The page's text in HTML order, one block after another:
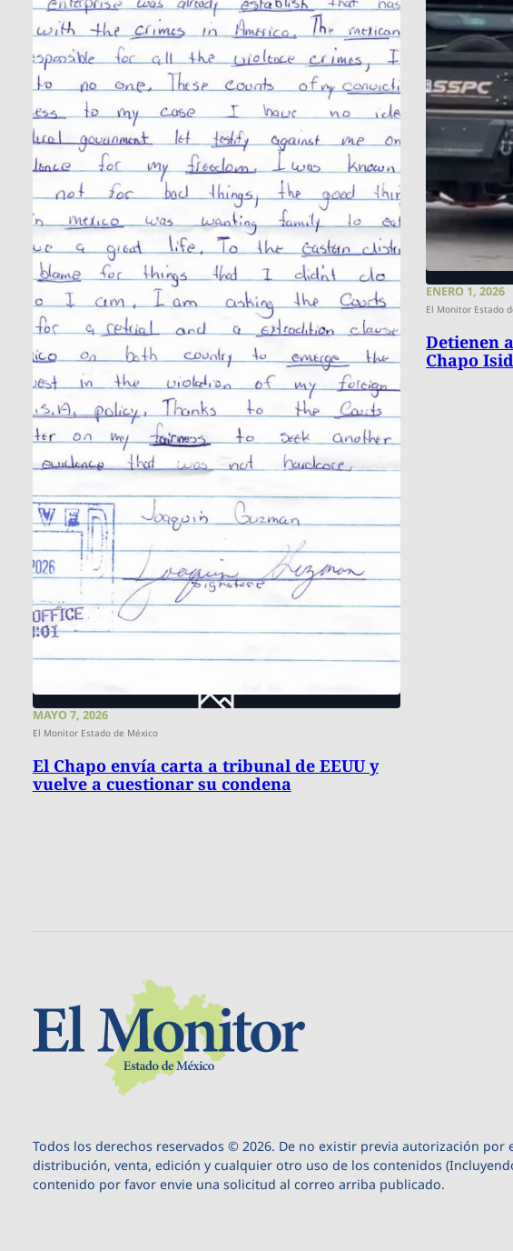
MAYO 7, 2026
El Monitor Estado de México
El Chapo envía carta a tribunal de EEUU y
vuelve a cuestionar su condena
ENERO 1, 2026
El Monitor Estado
Detienen
Chapo
Todos los derechos reservados © 2026. De no existir previa autorización
distribución, venta, edición y cualquier otro uso de los contenidos
contenido por favor envie una solicitud al correo arriba publicado.